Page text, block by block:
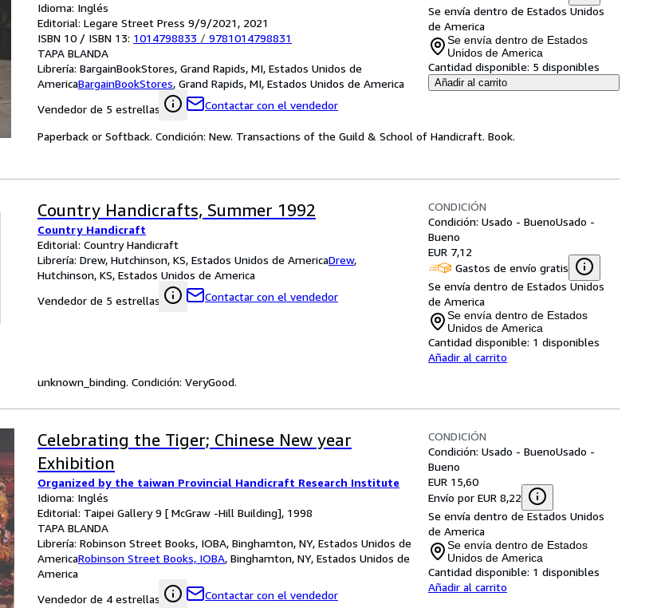
Idioma: Inglés
Editorial: Legare Street Press 9/9/2021, 2021
ISBN 10 / ISBN 13: 1014798833 / 9781014798831
TAPA BLANDA
Librería: BargainBookStores, Grand Rapids, MI, Estados Unidos de
AmericaBargainBookStores, Grand Rapids, MI, Estados Unidos de America
Vendedor de 5 estrellas
Contactar con el vendedor
Se envía dentro de Estados Unidos
de America
Se envía dentro de Estados
Unidos de America
Cantidad disponible: 5 disponibles
Añadir al carrito
Paperback or Softback. Condición: New. Transactions of the Guild & School of Handicraft. Book.
Country Handicrafts, Summer 1992
Country Handicraft
Editorial: Country Handicraft
Librería: Drew, Hutchinson, KS, Estados Unidos de AmericaDrew,
Hutchinson, KS, Estados Unidos de America
Vendedor de 5 estrellas
Contactar con el vendedor
CONDICIÓN
Condición: Usado - BuenoUsado -
Bueno
EUR 7,12
Gastos de envío gratis
Se envía dentro de Estados Unidos
de America
Se envía dentro de Estados
Unidos de America
Cantidad disponible: 1 disponibles
Añadir al carrito
unknown_binding. Condición: VeryGood.
Celebrating the Tiger; Chinese New year
Exhibition
Organized by the taiwan Provincial Handicraft Research Institute
Idioma: Inglés
Editorial: Taipei Gallery 9 [ McGraw -Hill Building], 1998
TAPA BLANDA
Librería: Robinson Street Books, IOBA, Binghamton, NY, Estados Unidos de
AmericaRobinson Street Books, IOBA, Binghamton, NY, Estados Unidos de
America
Vendedor de 4 estrellas
Contactar con el vendedor
CONDICIÓN
Condición: Usado - BuenoUsado -
Bueno
EUR 15,60
Envío por EUR 8,22
Se envía dentro de Estados Unidos
de America
Se envía dentro de Estados
Unidos de America
Cantidad disponible: 1 disponibles
Añadir al carrito